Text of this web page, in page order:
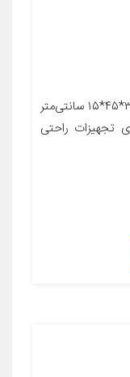
معرفی محصول جزئیات محصول ابعاد ۳۵*۴۵*۱۵ سانتی‌متر
تجهیزات راحتی